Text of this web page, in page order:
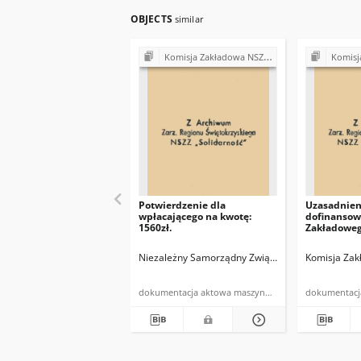
OBJECTS similar
Komisja Zakładowa NSZZ "Solidarność" przy Urzędzie Gminy w Bodzentynie
Potwierdzenie dla
wpłacającego na kwotę:
1560zł.
Niezależny Samorządny Związek Zawodowy
dokumentacja aktowa maszynopis
Komisja Zakładowa
Komisja